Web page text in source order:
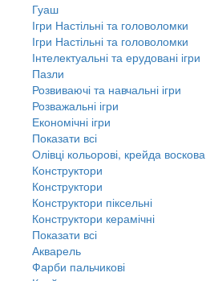
Гуаш
Ігри Настільні та головоломки
Ігри Настільні та головоломки
Інтелектуальні та ерудовані ігри
Пазли
Розвиваючі та навчальні ігри
Розважальні ігри
Економічні ігри
Показати всі
Олівці кольорові, крейда воскова
Конструктори
Конструктори
Конструктори піксельні
Конструктори керамічні
Показати всі
Акварель
Фарби пальчикові